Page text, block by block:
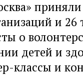
приняли
и 26
о
детей и
классы и